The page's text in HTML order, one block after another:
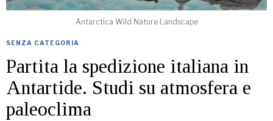
Antarctica Wild Nature Landscape
SENZA CATEGORIA
Partita la spedizione italiana in
Antartide. Studi su atmosfera e
paleoclima